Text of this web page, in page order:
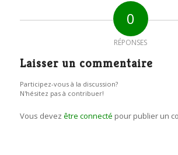
0
RÉPONSES
Laisser un commentaire
Participez-vous à la discussion?
N'hésitez pas à contribuer!
Vous devez être connecté pour publier un